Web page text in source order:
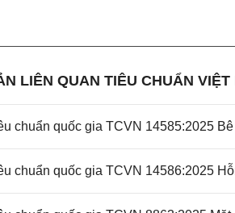
LIÊN QUAN TIÊU CHUẨN
chuẩn quốc gia TCVN 14585:2025
chuẩn quốc gia TCVN 14586:2025